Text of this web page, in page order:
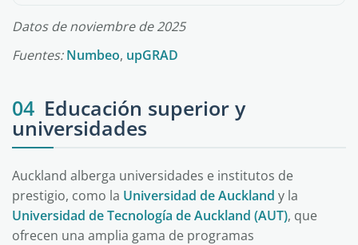
Datos de noviembre de 2025
Fuentes: Numbeo, upGRAD
04 Educación superior y
universidades
Auckland alberga universidades e institutos de
prestigio, como la Universidad de Auckland y la
Universidad de Tecnología de Auckland (AUT), que
ofrecen una amplia gama de programas